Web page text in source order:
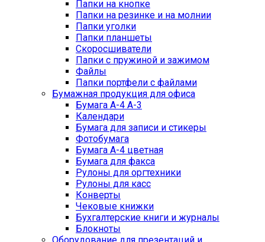
Папки на кнопке
Папки на резинке и на молнии
Папки уголки
Папки планшеты
Скоросшиватели
Папки с пружиной и зажимом
Файлы
Папки портфели с файлами
Бумажная продукция для офиса
Бумага А-4 А-3
Календари
Бумага для записи и стикеры
Фотобумага
Бумага А-4 цветная
Бумага для факса
Рулоны для оргтехники
Рулоны для касс
Конверты
Чековые книжки
Бухгалтерские книги и журналы
Блокноты